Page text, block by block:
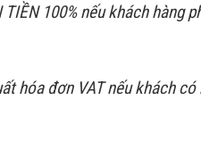
100% nếu khách hàng
hóa đơn VAT nếu khách